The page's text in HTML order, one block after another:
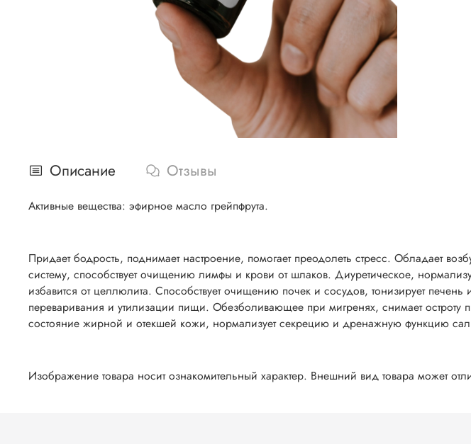
Описание Отзывы
Активные вещества: эфирное масло грейпфрута.
Придает бодрость, поднимает настроение, помогает преодолеть стресс. Обладает
систему, способствует очищению лимфы и крови от шлаков. Диуретическое,
избавится от целлюлита. Способствует очищению почек и сосудов, тонизирует
переваривания и утилизации пищи. Обезболивающее при мигренях, снимает
состояние жирной и отекшей кожи, нормализует секрецию и дренажную функцию
Изображение товара носит ознакомительный характер. Внешний вид товара может